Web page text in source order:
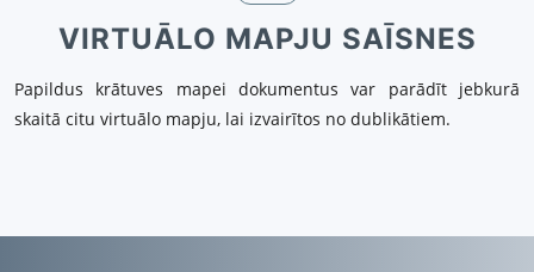
VIRTUĀLO MAPJU SAĪSNES
Papildus krātuves mapei dokumentus var parādīt jebkurā
skaitā citu virtuālo mapju, lai izvairītos no dublikātiem.